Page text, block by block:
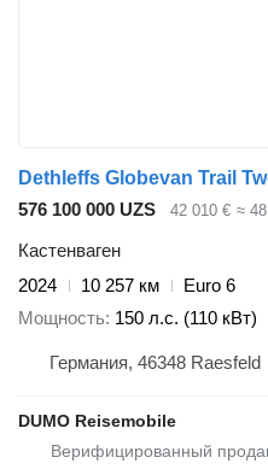
Dethleffs Globevan Trail
576 100 000 UZS
42 010 € ≈
Кастенваген
2024
10 257 км
Euro 6
Мощность 150 л.с. (110 кВт)
Германия, 46348 Raesfeld
DUMO Reisemobile